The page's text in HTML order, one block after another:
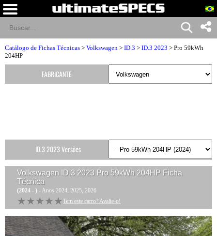
Catálogo de Fichas Técnicas > Volkswagen > ID.3 > ID.3 2023 > Pro 59kWh
204HP
Volkswagen ID.3 2023 Pro 59kWh 204HP Ficha
Técnica
(2024 - ) - Anos 2024, 2025, 2026
★★★★★
★★★★★ Tem este carro? Avalie-o!
FABRICANTE
ID.3 2023 Versões